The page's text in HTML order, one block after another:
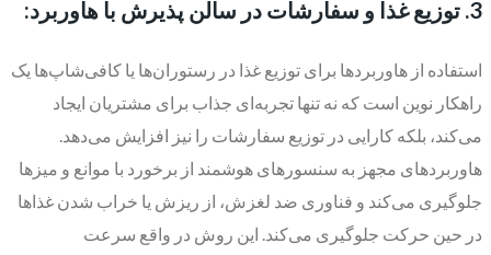
3. توزیع غذا و سفارشات در سالن پذیرش با هاوربرد:
استفاده از هاوربردها برای توزیع غذا در رستوران‌ها یا کافی‌شاپ‌ها یک
راهکار نوین است که نه تنها تجربه‌ای جذاب برای مشتریان ایجاد
می‌کند، بلکه کارایی در توزیع سفارشات را نیز افزایش می‌دهد.
هاوربردهای مجهز به سنسورهای هوشمند از برخورد با موانع و میزها
جلوگیری می‌کند و فناوری ضد لغزش، از ریزش یا خراب شدن غذاها
در حین حرکت جلوگیری می‌کند. این روش در واقع سرعت